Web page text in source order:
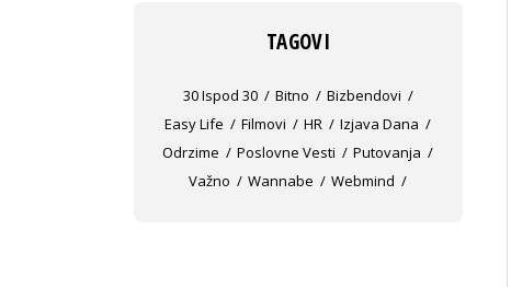
TAGOVI
30 Ispod 30 Bitno
Bizbendovi
Easy Life
Filmovi HR
Izjava Dana
Odrzime
Poslovne Vesti
Putovanja
Važno
Wannabe Webmind